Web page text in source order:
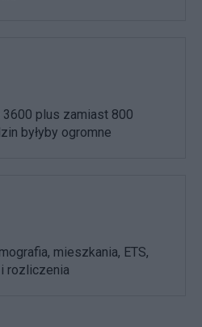
plus zamiast 800
byłyby ogromne
mieszkania, ETS,
rozliczenia